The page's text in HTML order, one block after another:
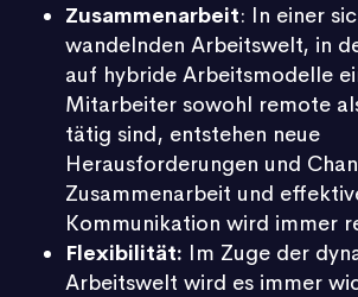
Zusammenarbeit: In einer
wandelnden Arbeitswelt, in
auf hybride Arbeitsmodelle
Mitarbeiter sowohl remote
tätig sind, entstehen neue
Herausforderungen und
Zusammenarbeit und
Kommunikation wird immer
Flexibilität: Im Zuge der
Arbeitswelt wird es immer